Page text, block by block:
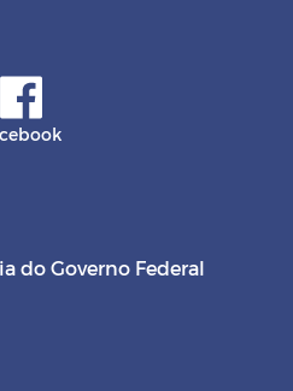
do Governo Federal